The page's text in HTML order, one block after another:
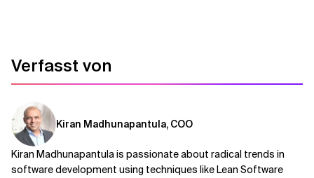
Verfasst von
Kiran Madhunapantula, COO
Kiran Madhunapantula is passionate about radical trends in
software development using techniques like Lean Software